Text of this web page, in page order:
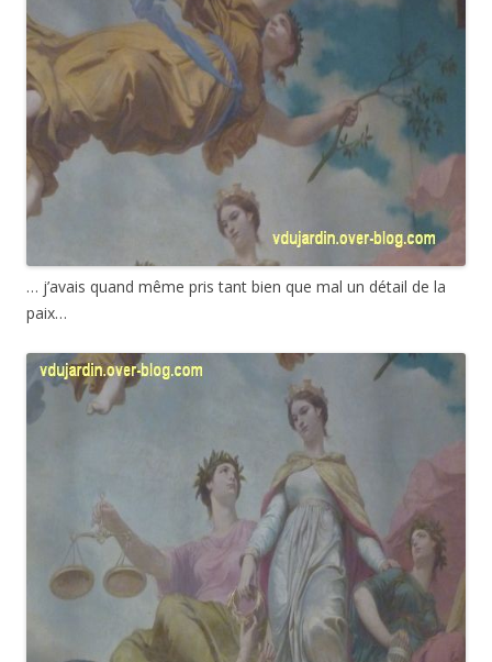
… j’avais quand même pris tant bien que mal un détail de la
paix…